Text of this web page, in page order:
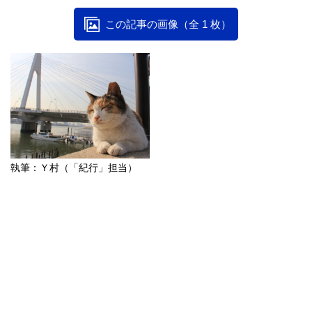
この記事の画像（全 1 枚）
執筆：Ｙ村 （「紀行」担当）